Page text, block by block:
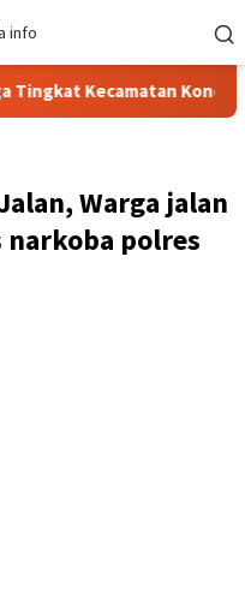
Kecamatan Konda
Warga jalan
polres